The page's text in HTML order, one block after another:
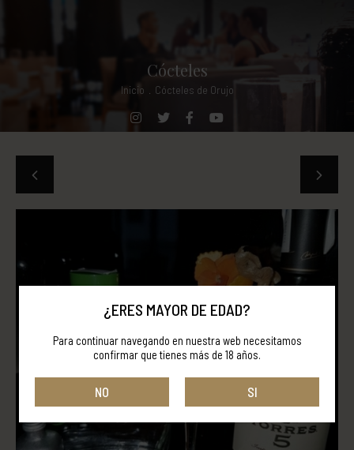
Cócteles
Inicio Cócteles de Orujo
¿ERES MAYOR DE EDAD?
Para continuar navegando en nuestra web necesitamos
confirmar que tienes más de 18 años.
NO SI